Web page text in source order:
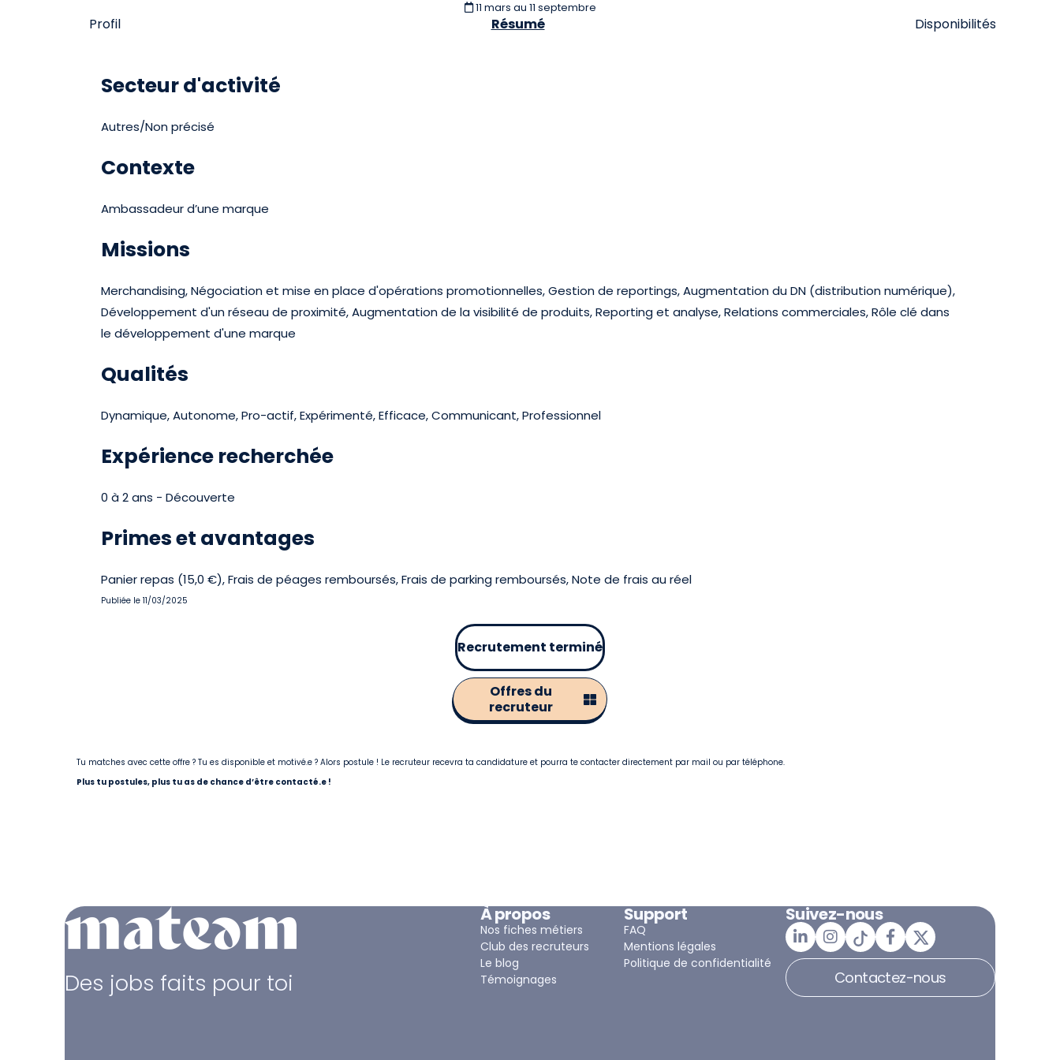
11 mars au 11 septembre
Profil Résumé Disponibilités
Secteur d'activité
Autres/Non précisé
Contexte
Ambassadeur d’une marque
Missions
Merchandising, Négociation et mise en place d'opérations promotionnelles, Gestion de reportings, Augmentation du DN (distribution numérique),
Développement d'un réseau de proximité, Augmentation de la visibilité de produits, Reporting et analyse, Relations commerciales, Rôle clé dans
le développement d'une marque
Qualités
Dynamique, Autonome, Pro-actif, Expérimenté, Efficace, Communicant, Professionnel
Expérience recherchée
0 à 2 ans - Découverte
Primes et avantages
Panier repas (15,0 €), Frais de péages remboursés, Frais de parking remboursés, Note de frais au réel
Publiée le 11/03/2025
Recrutement terminé
Offres du
recruteur
Tu matches avec cette offre ? Tu es disponible et motivé.e ? Alors postule ! Le recruteur recevra ta candidature et pourra te contacter directement par mail ou par téléphone.
Plus tu postules, plus tu as de chance d’être contacté.e !
Des jobs faits pour toi
À propos
Nos fiches métiers
Club des recruteurs
Le blog
Témoignages
Support
FAQ
Mentions légales
Politique de confidentialité
Suivez-nous
Contactez-nous